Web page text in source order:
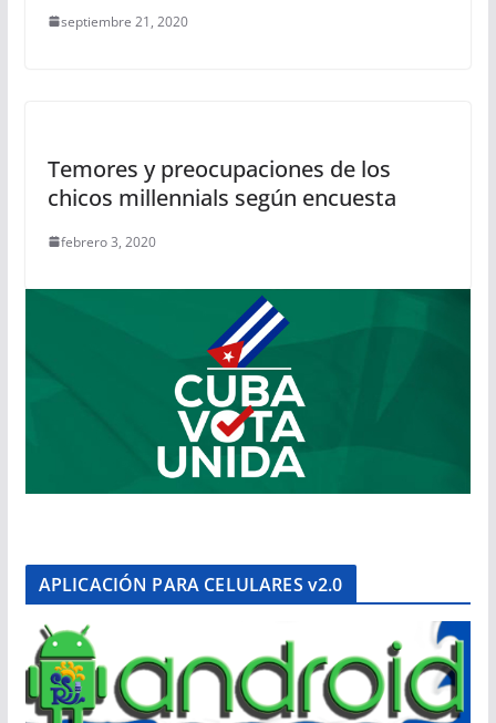
septiembre 21, 2020
Temores y preocupaciones de los
chicos millennials según encuesta
febrero 3, 2020
APLICACIÓN PARA CELULARES v2.0